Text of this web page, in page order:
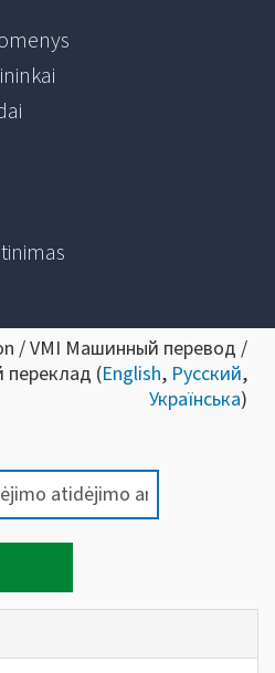
/ VMI Машинный перевод /
(English, Русский,
Українська)